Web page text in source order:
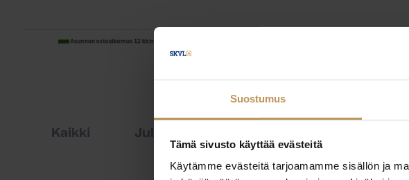
Suostumus
Tämä sivusto käyttää evästeitä
Käytämme evästeitä tarjoamamme sisällön ja
Kaikki Julkaisut